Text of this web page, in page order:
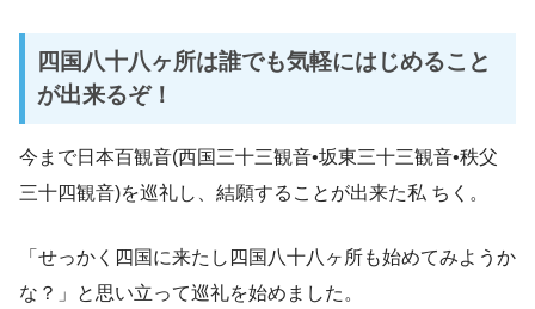
四国八十八ヶ所は誰でも気軽にはじめること
が出来るぞ！
今まで日本百観音(西国三十三観音•坂東三十三観音•秩父
三十四観音)を巡礼し、結願することが出来た私 ちく。
「せっかく四国に来たし四国八十八ヶ所も始めてみようか
な？」と思い立って巡礼を始めました。